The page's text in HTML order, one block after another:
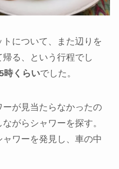
について、また辺りを
る、という行程でし
時くらいでした。
が見当たらなかったの
がらシャワーを探す。
ワーを発見し、車の中